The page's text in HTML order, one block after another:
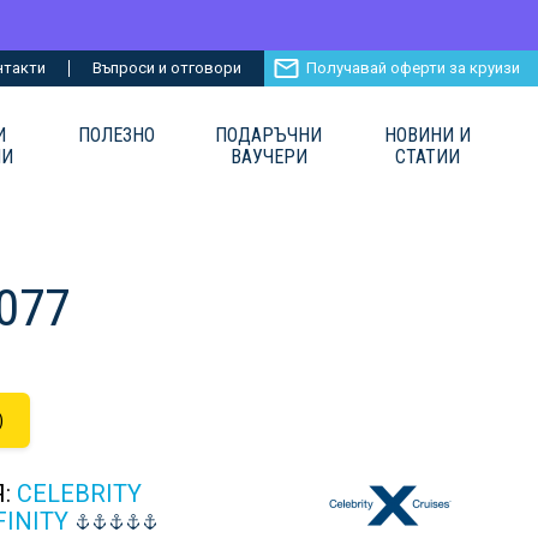
Въпроси и отговори Получавай оферти за круизи
ПОЛЕЗНО
ПОДАРЪЧНИ
ВАУЧЕРИ
НОВИНИ И
СТАТИИ
CELEBRITY